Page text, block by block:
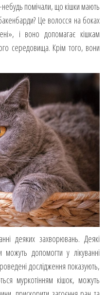
помічали, що кішки мають
Це волосся на боках
і воно допомагає кішкам
середовища. Крім того, вони
деяких захворювань. Деякі
допомогти у лікуванні
дослідження показують,
муркотінням кішок, можуть